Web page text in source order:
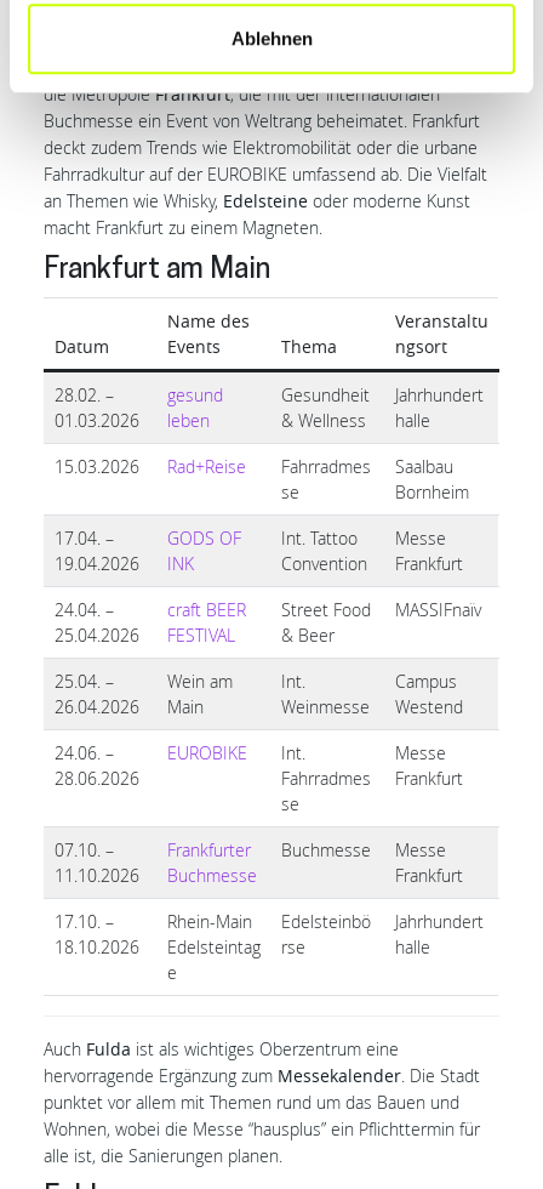
Ablehnen
Für die ganz großen Themen lohnt sich natürlich ein Blick in
die MetropoleFrankfurt, die mit der internationalen
Buchmesse ein Event von Weltrang beheimatet. Frankfurt
deckt zudem Trends wie Elektromobilität oder die urbane
Fahrradkultur auf der EUROBIKE umfassend ab. Die Vielfalt
an Themen wie Whisky, Edelsteine oder moderne Kunst
macht Frankfurt zu einem Magneten.
Frankfurt am Main
Datum
Name des
Events
Thema
Veranstaltu
ngsort
28.02. –
01.03.2026
gesund
leben
Gesundheit
& Wellness
Jahrhundert
halle
15.03.2026
Rad+Reise
Fahrradmes
se
Saalbau
Bornheim
17.04. –
19.04.2026
GODS OF
INK
Int. Tattoo
Convention
Messe
Frankfurt
24.04. –
25.04.2026
craft BEER
FESTIVAL
Street Food
& Beer
MASSIFnaïv
25.04. –
26.04.2026
Wein am
Main
Int.
Weinmesse
Campus
Westend
24.06. –
28.06.2026
EUROBIKE
Int.
Fahrradmes
se
Messe
Frankfurt
07.10. –
11.10.2026
Frankfurter
Buchmesse
Buchmesse
Messe
Frankfurt
17.10. –
18.10.2026
Rhein-Main
Edelsteintag
e
Edelsteinbö
rse
Jahrhundert
halle
Auch Fulda ist als wichtiges Oberzentrum eine
hervorragende Ergänzung zum Messekalender. Die Stadt
punktet vor allem mit Themen rund um das Bauen und
Wohnen, wobei die Messe “hausplus” ein Pflichttermin für
alle ist, die Sanierungen planen.